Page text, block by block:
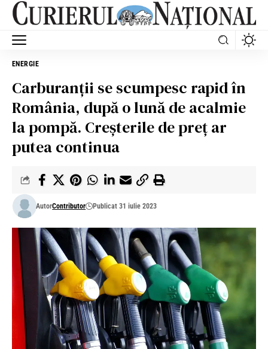
ENERGIE
Carburanții se scumpesc rapid în
România, după o lună de acalmie
la pompă. Creșterile de preț ar
putea continua
AutorContributor Publicat 31 iulie 2023